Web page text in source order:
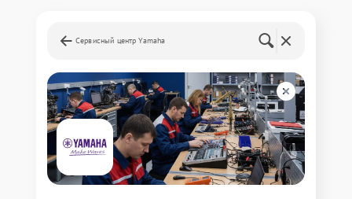
Сервисный центр Yamaha